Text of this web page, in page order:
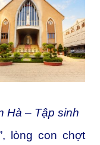
Hà – Tập sinh
lòng con chợt